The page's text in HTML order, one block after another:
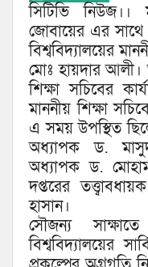
সিটিভি নিউজ।।
জোবায়ের এর সাথে
বিশ্ববিদ্যালয়ের
মোঃ হায়দার
শিক্ষা সচিবের
মাননীয় শিক্ষা
এ সময় উপস্থিত
অধ্যাপক ড.
অধ্যাপক ড.
দপ্তরের
হাসান।
সৌজন্য
বিশ্ববিদ্যালয়ের